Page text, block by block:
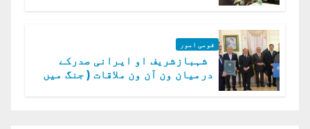
قومی امور
شہبازشریف او ایرانی صدرکے
درمیان ون آن ون ملاقات ( جنگ میں